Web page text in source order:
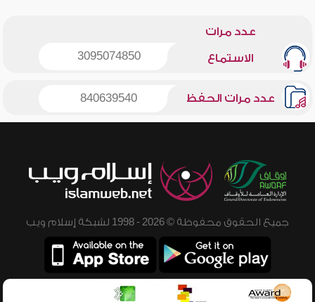
عدد مرات
الاستماع 3095074850
عدد مرات الحفظ 840639540
جميع الحقوق محفوظة © 2026 - 1998 لشبكة إسلام ويب